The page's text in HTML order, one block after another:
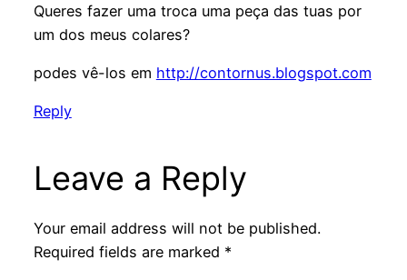
Queres fazer uma troca uma peça das tuas por
um dos meus colares?
podes vê-los em http://contornus.blogspot.com
Reply
Leave a Reply
Your email address will not be published.
Required fields are marked *